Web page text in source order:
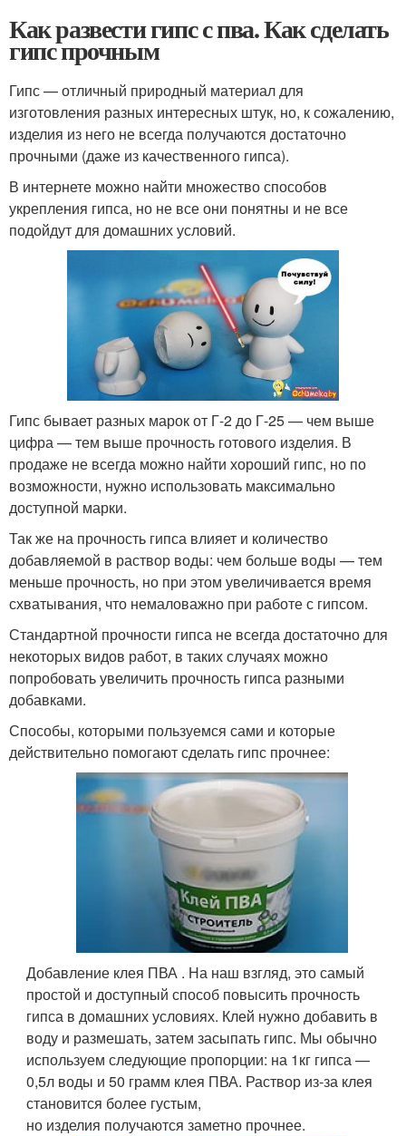
Как развести гипс с пва. Как сделать
гипс прочным
Гипс — отличный природный материал для
изготовления разных интересных штук, но, к сожалению,
изделия из него не всегда получаются достаточно
прочными (даже из качественного гипса).
В интернете можно найти множество способов
укрепления гипса, но не все они понятны и не все
подойдут для домашних условий.
Гипс бывает разных марок от Г-2 до Г-25 — чем выше
цифра — тем выше прочность готового изделия. В
продаже не всегда можно найти хороший гипс, но по
возможности, нужно использовать максимально
доступной марки.
Так же на прочность гипса влияет и количество
добавляемой в раствор воды: чем больше воды — тем
меньше прочность, но при этом увеличивается время
схватывания, что немаловажно при работе с гипсом.
Стандартной прочности гипса не всегда достаточно для
некоторых видов работ, в таких случаях можно
попробовать увеличить прочность гипса разными
добавками.
Способы, которыми пользуемся сами и которые
действительно помогают сделать гипс прочнее:
Добавление клея ПВА . На наш взгляд, это самый
простой и доступный способ повысить прочность
гипса в домашних условиях. Клей нужно добавить в
воду и размешать, затем засыпать гипс. Мы обычно
используем следующие пропорции: на 1кг гипса —
0,5л воды и 50 грамм клея ПВА. Раствор из-за клея
становится более густым,
но изделия получаются заметно прочнее.